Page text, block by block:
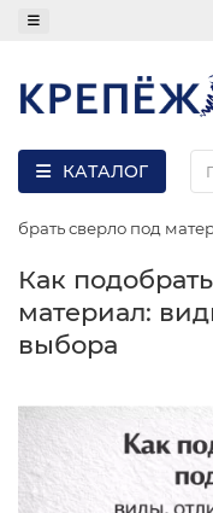
КАТАЛОГ
сверло под
Как
материал:
выбора